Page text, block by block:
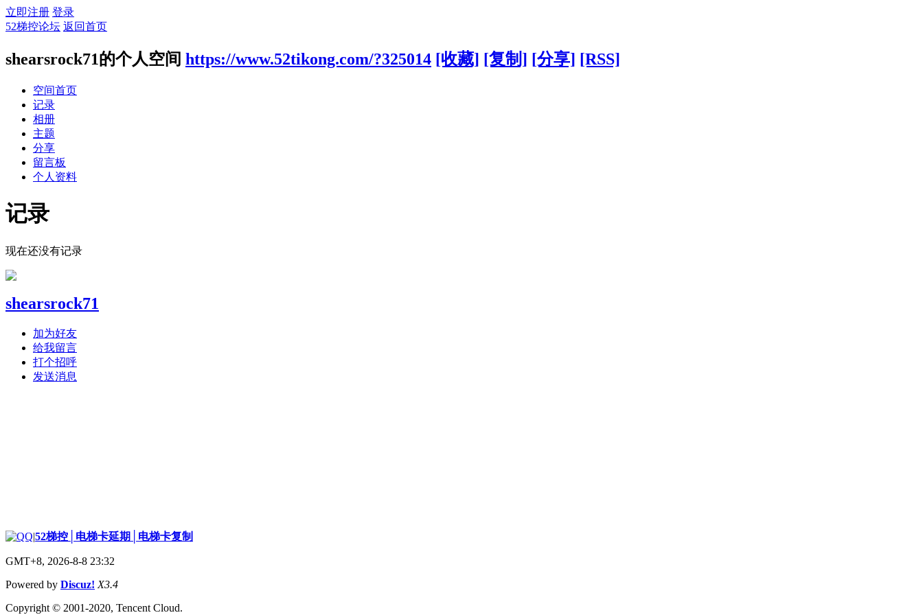
立即注册 登录
52梯控论坛 返回首页
shearsrock71的个人空间 https://www.52tikong.com/?325014 [收藏] [复制] [分享] [RSS]
空间首页
记录
相册
主题
分享
留言板
个人资料
记录
现在还没有记录
shearsrock71
加为好友
给我留言
打个招呼
发送消息
|52梯控│电梯卡延期│电梯卡复制
GMT+8, 2026-8-8 23:32
Powered by Discuz! X3.4
Copyright © 2001-2020, Tencent Cloud.